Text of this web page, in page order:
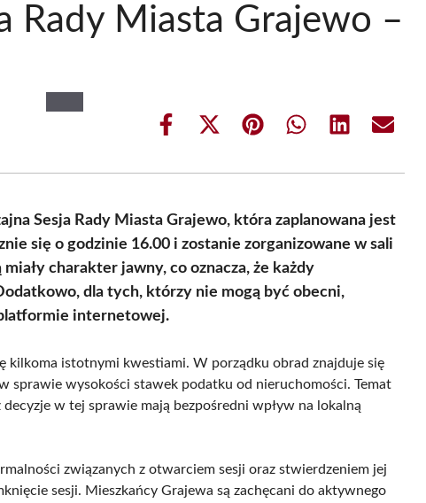
Rady Miasta Grajewo –
Share
Share
(Twitter)
Share Share Share Share
Sesja Rady Miasta Grajewo, która zaplanowana jest
się o godzinie 16.00 i zostanie zorganizowane w sali
charakter jawny, co oznacza, że każdy
dla tych, którzy nie mogą być obecni,
internetowej.
kilkoma istotnymi kwestiami. W porządku obrad znajduje się
sprawie wysokości stawek podatku od nieruchomości. Temat
w tej sprawie mają bezpośredni wpływ na lokalną
związanych z otwarciem sesji oraz stwierdzeniem jej
sesji. Mieszkańcy Grajewa są zachęcani do aktywnego